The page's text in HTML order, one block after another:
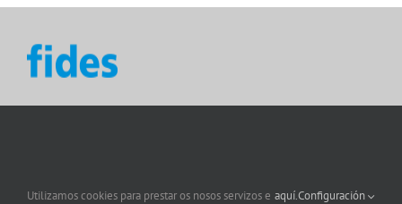
Utilizamos cookies para prestar os nosos servizos e aquí.Configuración